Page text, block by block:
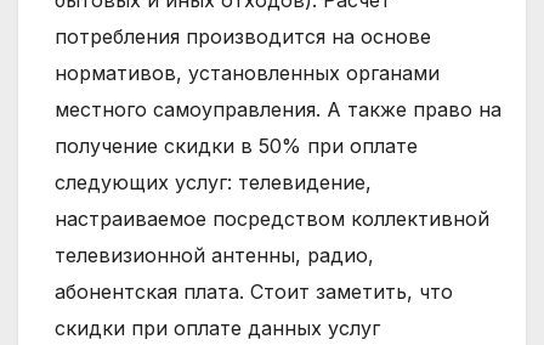
потребления производится на основе
нормативов, установленных органами
местного самоуправления. А также право на
получение скидки в 50% при оплате
следующих услуг: телевидение,
настраиваемое посредством коллективной
телевизионной антенны, радио,
абонентская плата. Стоит заметить, что
скидки при оплате данных услуг